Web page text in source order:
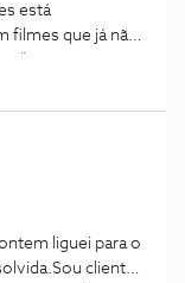
está
filmes que já não
“próximas
do
liguei para o
cliente